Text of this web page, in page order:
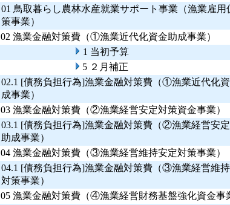
01 鳥取暮らし農林水産就業サポート事業（漁業雇用
策事業）
02 漁業金融対策費（①漁業近代化資金助成事業）
1 当初予算
5 ２月補正
02.1 [債務負担行為]漁業金融対策費（①漁業近代化
成事業）
03 漁業金融対策費（②漁業経営安定対策資金事業）
03.1 [債務負担行為]漁業金融対策費（②漁業経営安
助成事業）
04 漁業金融対策費（③漁業経営維持安定対策事業）
04.1 [債務負担行為]漁業金融対策費（③漁業経営維
対策事業）
05 漁業金融対策費（④漁業経営財務基盤強化資金事